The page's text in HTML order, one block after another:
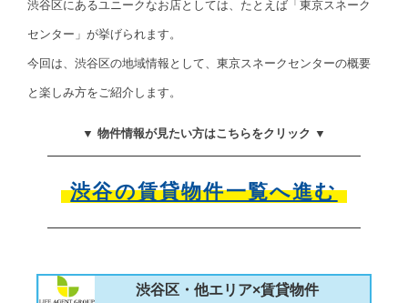
渋谷区にあるユニークなお店としては、たとえば「東京スネーク
センター」が挙げられます。
今回は、渋谷区の地域情報として、東京スネークセンターの概要
と楽しみ方をご紹介します。
▼ 物件情報が見たい方はこちらをクリック ▼
渋谷の賃貸物件一覧へ進む
渋谷区・他エリア×賃貸物件